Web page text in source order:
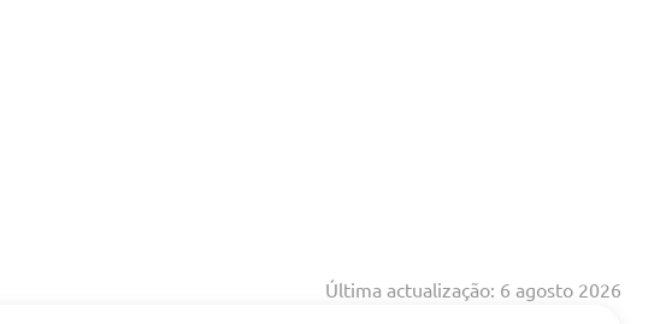
Última actualização: 6 agosto 2026